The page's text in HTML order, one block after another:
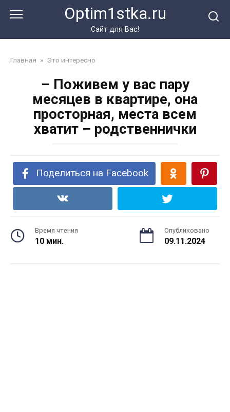
Optim1stka.ru
Сайт для Вас!
Главная » Это интересно
– Поживем у вас пару
месяцев в квартире, она
просторная, места всем
хватит – родственнички
Поделиться на Facebook
Время чтения
10 мин.
Опубликовано
09.11.2024